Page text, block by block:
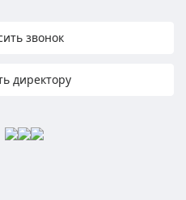
звонок
директору